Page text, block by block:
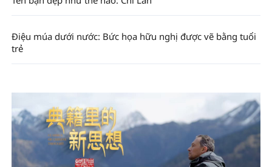
Điệu múa dưới nước: Bức họa hữu nghị được vẽ bằng tuổi
trẻ